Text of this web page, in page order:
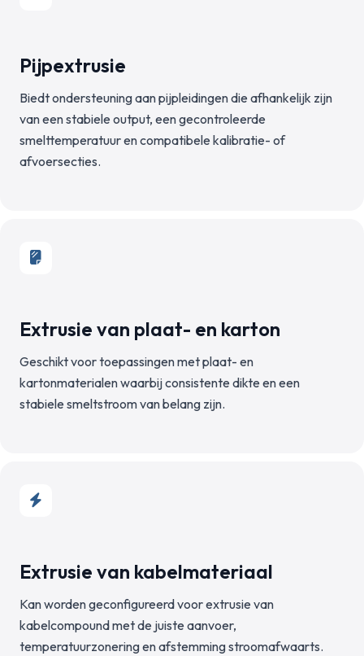
Pijpextrusie
Biedt ondersteuning aan pijpleidingen die afhankelijk zijn
van een stabiele output, een gecontroleerde
smelttemperatuur en compatibele kalibratie- of
afvoersecties.
Extrusie van plaat- en karton
Geschikt voor toepassingen met plaat- en
kartonmaterialen waarbij consistente dikte en een
stabiele smeltstroom van belang zijn.
Extrusie van kabelmateriaal
Kan worden geconfigureerd voor extrusie van
kabelcompound met de juiste aanvoer,
temperatuurzonering en afstemming stroomafwaarts.